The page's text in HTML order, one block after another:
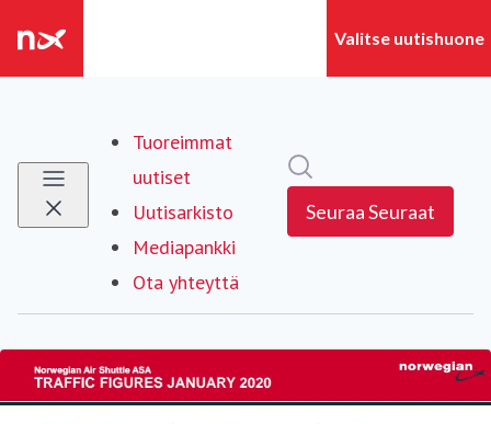
Tuoreimmat
uutiset
Uutisarkisto
Mediapankki
Ota yhteyttä
SeuraaSeuraat